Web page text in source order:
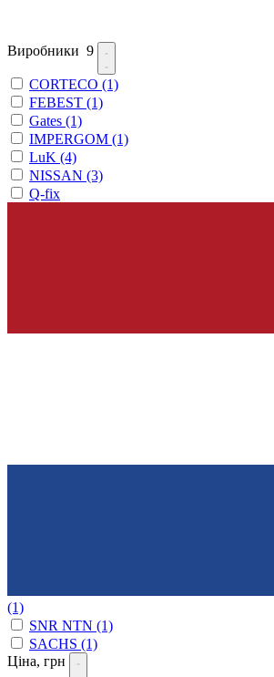
Виробники 9
CORTECO (1)
FEBEST (1)
Gates (1)
IMPERGOM (1)
LuK (4)
NISSAN (3)
Q-fix
(1)
SNR NTN (1)
SACHS (1)
Ціна, грн